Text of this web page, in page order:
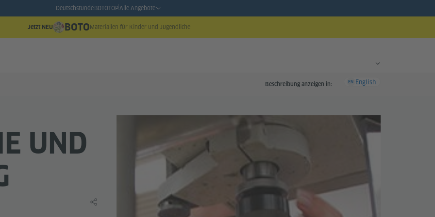
DeutschstundeBOTOTOPAlle Angebote
Jetzt NEU BOTOMaterialien für Kinder und Jugendliche
Beschreibung anzeigen in: EN English
UND
Lerninhalt teilen